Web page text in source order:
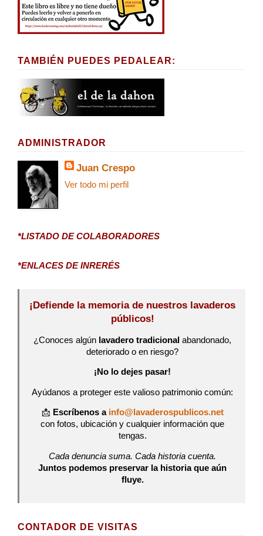
TAMBIÉN PUEDES PEDALEAR:
ADMINISTRADOR
Juan Crespo
Ver todo mi perfil
*LISTADO DE COLABORADORES
*ENLACES DE INRERÉS
¡Defiende la memoria de nuestros lavaderos
públicos!
¿Conoces algún lavadero tradicional abandonado,
deteriorado o en riesgo?
¡No lo dejes pasar!
Ayúdanos a proteger este valioso patrimonio común:
📩 Escríbenos a info@lavaderospublicos.net
con fotos, ubicación y cualquier información que
tengas.
Cada denuncia suma. Cada historia cuenta.
Juntos podemos preservar la historia que aún
fluye.
CONTADOR DE VISITAS